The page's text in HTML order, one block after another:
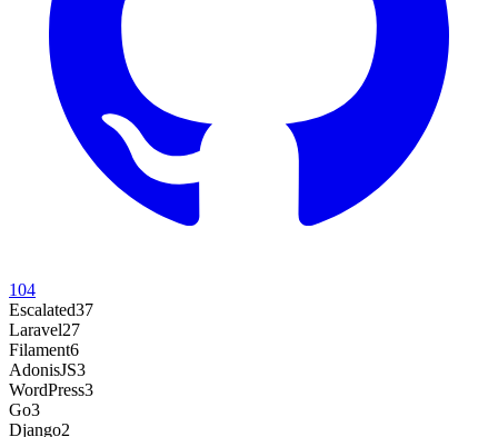
104
Escalated37
Laravel27
Filament6
AdonisJS3
WordPress3
Go3
Django2